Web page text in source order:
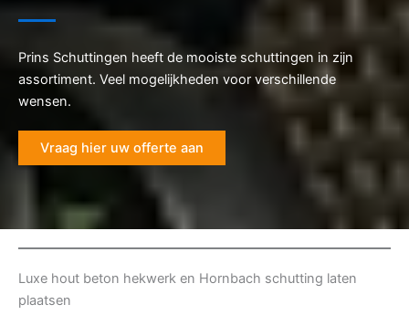
Prins Schuttingen heeft de mooiste schuttingen in zijn
assortiment. Veel mogelijkheden voor verschillende
wensen.
Vraag hier uw offerte aan
Luxe hout beton hekwerk en Hornbach schutting laten
plaatsen